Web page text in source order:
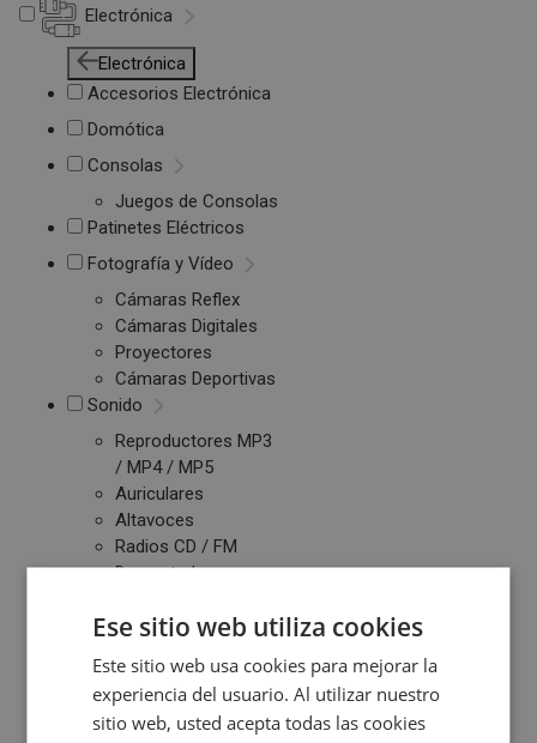
Electrónica
Electrónica
Accesorios Electrónica
Domótica
Consolas
Juegos de Consolas
Patinetes Eléctricos
Fotografía y Vídeo
Cámaras Reflex
Cámaras Digitales
Proyectores
Cámaras Deportivas
Sonido
Reproductores MP3
/ MP4 / MP5
Auriculares
Altavoces
Radios CD / FM
Despertadores
Altavoces
Equipos de Música
Relojes y Pulseras
Ese sitio web utiliza cookies
Este sitio web usa cookies para mejorar la
experiencia del usuario. Al utilizar nuestro
sitio web, usted acepta todas las cookies